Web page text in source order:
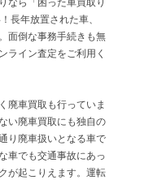
長年放置された車、
面倒な事務手続きも無
ライン査定をご利用く
廃車買取も行っていま
い廃車買取にも独自の
り廃車扱いとなる車で
車でも交通事故にあっ
が起こりえます。運転